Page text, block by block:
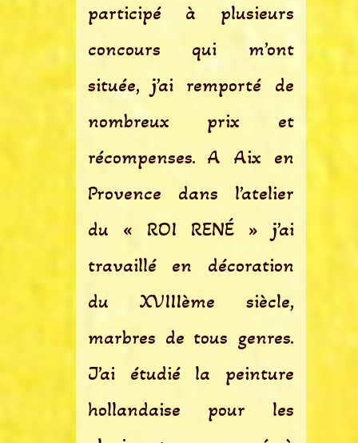
participé à plusieurs
concours qui m’ont
située, j’ai remporté de
nombreux prix et
récompenses. A Aix en
Provence dans l’atelier
du « ROI RENÉ » j’ai
travaillé en décoration
du XVIIIème siècle,
marbres de tous genres.
J’ai étudié la peinture
hollandaise pour les